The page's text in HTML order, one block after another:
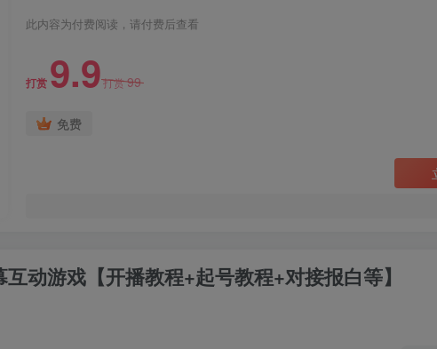
此内容为付费阅读，请付费后查看
打赏 9.9打赏99
免费
动游戏【开播教程+起号教程+对接报白等】